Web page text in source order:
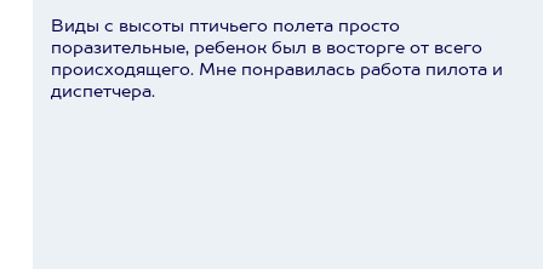
Виды с высоты птичьего полета просто
поразительные, ребенок был в восторге от всего
происходящего. Мне понравилась работа пилота и
диспетчера.